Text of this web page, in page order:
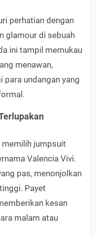
perhatian dengan
glamour di sebuah
ini tampil memukau
menawan,
para undangan yang
memilih jumpsuit
Valencia Vivi.
pas, menonjolkan
Payet
kesan
malam atau